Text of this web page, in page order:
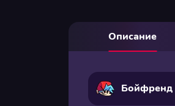
Описание
Бойфренд